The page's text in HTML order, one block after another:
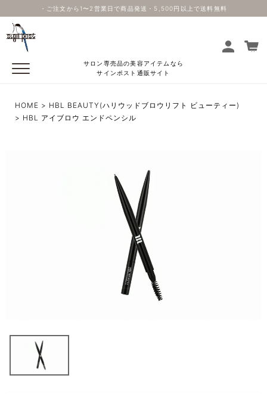
・ご注文から1〜2営業日で商品発送・5,500円以上で送料無料
サロン専売品の美容アイテムなら
サインポスト通販サイト
HOME
HBL BEAUTY(ハリウッドブロウリフト ビューティー)
HBL アイブロウ エンドペンシル